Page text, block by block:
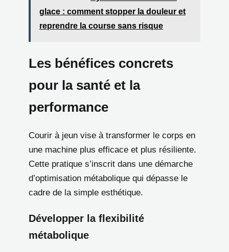
glace : comment stopper la douleur et
reprendre la course sans risque
Les bénéfices concrets
pour la santé et la
performance
Courir à jeun vise à transformer le corps en
une machine plus efficace et plus résiliente.
Cette pratique s’inscrit dans une démarche
d’optimisation métabolique qui dépasse le
cadre de la simple esthétique.
Développer la flexibilité
métabolique